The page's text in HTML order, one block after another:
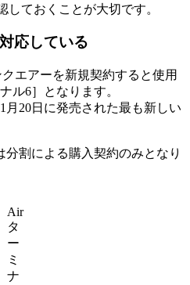
ておくことが大切です。
応している
エアーを新規契約すると使用
ル6］となります。
月20日に発売された最も新しい
割による購入契約のみとなり
Air
タ
ー
ミ
ナ